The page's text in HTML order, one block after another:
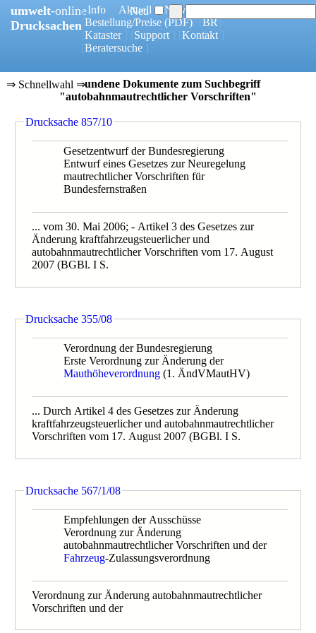
umwelt-online
Drucksachen
[Info Aktuell ] [News
[ Bestellung/Preise (PDF)] [BR]
Kataster] [ Support] [ Kontakt]
Beratersuche]
Neu
12 gefundene Dokumente zum Suchbegriff
"autobahnmautrechtlicher Vorschriften"
⇒ Schnellwahl ⇒
0355/08
0319/07
0553/1/06
0553/06B
Drucksache 857/10
Gesetzentwurf der Bundesregierung
Entwurf eines Gesetzes zur Neuregelung
mautrechtlicher Vorschriften für
Bundesfernstraßen
... vom 30. Mai 2006; - Artikel 3 des Gesetzes zur
Änderung kraftfahrzeugsteuerlicher und
autobahnmautrechtlicher Vorschriften vom 17. August
2007 (BGBl. I S.
Drucksache 355/08
Verordnung der Bundesregierung
Erste Verordnung zur Änderung der
Mauthöheverordnung (1. ÄndVMautHV)
... Durch Artikel 4 des Gesetzes zur Änderung
kraftfahrzeugsteuerlicher und autobahnmautrechtlicher
Vorschriften vom 17. August 2007 (BGBl. I S.
Drucksache 567/1/08
Empfehlungen der Ausschüsse
Verordnung zur Änderung
autobahnmautrechtlicher Vorschriften und der
Fahrzeug-Zulassungsverordnung
Verordnung zur Änderung autobahnmautrechtlicher
Vorschriften und der